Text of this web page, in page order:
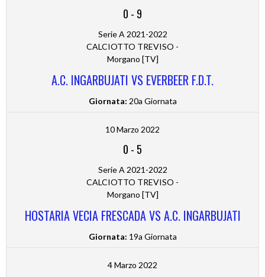
0 - 9
Serie A 2021-2022
CALCIOTTO TREVISO -
Morgano [TV]
A.C. INGARBUJATI VS EVERBEER F.D.T.
Giornata: 20a Giornata
10 Marzo 2022
0 - 5
Serie A 2021-2022
CALCIOTTO TREVISO -
Morgano [TV]
HOSTARIA VECIA FRESCADA VS A.C. INGARBUJATI
Giornata: 19a Giornata
4 Marzo 2022